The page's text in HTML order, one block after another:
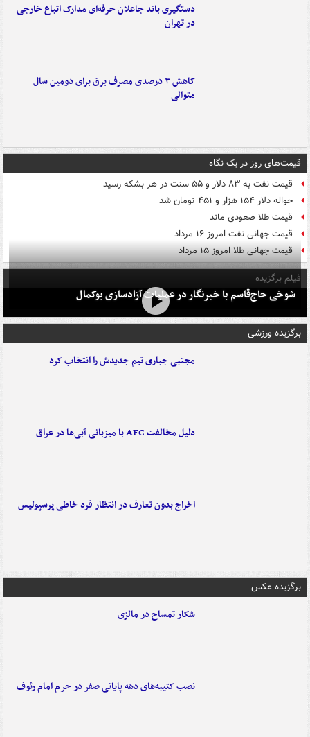
دستگیری باند جاعلان حرفه‌ای مدارک اتباع خارجی
در تهران
کاهش ۳ درصدی مصرف برق برای دومین سال
متوالی
قیمت‌های روز در یک نگاه
قیمت نفت به ۸۳ دلار و ۵۵ سنت در هر بشکه رسید
حواله دلار ۱۵۴ هزار و ۴۵۱ تومان شد
قیمت طلا صعودی ماند
قیمت جهانی نفت امروز ۱۶ مرداد
قیمت جهانی طلا امروز ۱۵ مرداد
فیلم برگزیده
شوخی حاج‌قاسم با خبرنگار در عملیات آزادسازی بوکمال
برگزیده ورزشی
مجتبی جباری تیم جدیدش را انتخاب کرد
دلیل مخالفت AFC با میزبانی آبی‌ها در عراق
اخراج بدون تعارف در انتظار فرد خاطی پرسپولیس
برگزیده عکس
شکار تمساح در مالزی
نصب کتیبه‌های دهه پایانی صفر در حرم امام رئوف